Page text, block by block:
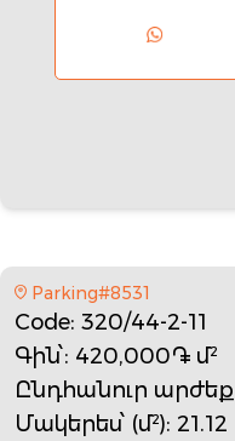
Parking#8531
Code: 320/44-2-11
Գին՝: 420,000֏ մ²
Ընդհանուր արժեք
Մակերես՝ (մ²): 21.12